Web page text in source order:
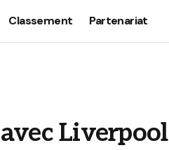
Classement Partenariat
Liverpool